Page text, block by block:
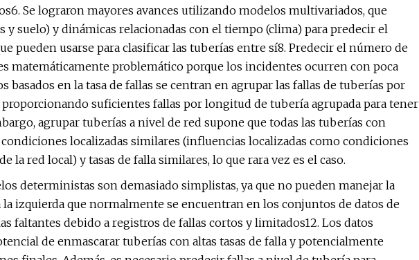
Se lograron mayores avances utilizando modelos multivariados, que
y suelo) y dinámicas relacionadas con el tiempo (clima) para predecir el
pueden usarse para clasificar las tuberías entre sí8. Predecir el número de
matemáticamente problemático porque los incidentes ocurren con poca
basados ​​en la tasa de fallas se centran en agrupar las fallas de tuberías por
suficientes fallas por longitud de tubería agrupada para tener
agrupar tuberías a nivel de red supone que todas las tuberías con
localizadas similares (influencias localizadas como condiciones
la red local) y tasas de falla similares, lo que rara vez es el caso.
deterministas son demasiado simplistas, ya que no pueden manejar la
izquierda que normalmente se encuentran en los conjuntos de datos de
faltantes debido a registros de fallas cortos y limitados12. Los datos
de enmascarar tuberías con altas tasas de falla y potencialmente